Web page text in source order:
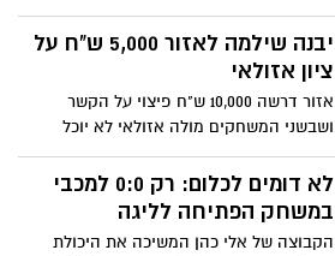
הגביע מול בקעת הירדן. ביבנה תקפו:
״אוהדים שייגרמו לנזקים יתבעו אישית על ידי
המועדון״. צילום : חסדאי חגי כהן
יבנה שילמה לאזור 5,000 ש"ח על
ציון אזולאי
אזור דרשה 10,000 ש"ח פיצוי על הקשר
ושבשני המשחקים מולה אזולאי לא יוכל
לשחק. בסוף הצדדים החליטו על פשרה.
כעת, יבנה צריכה לסגור את התנאים מול
השחקן
לא דומים לכלום: רק 0:0 למכבי
במשחק הפתיחה לליגה
הקבוצה של אלי כהן המשיכה את היכולת